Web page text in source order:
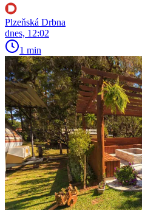
Plzeňská Drbna
dnes, 12:02
1 min